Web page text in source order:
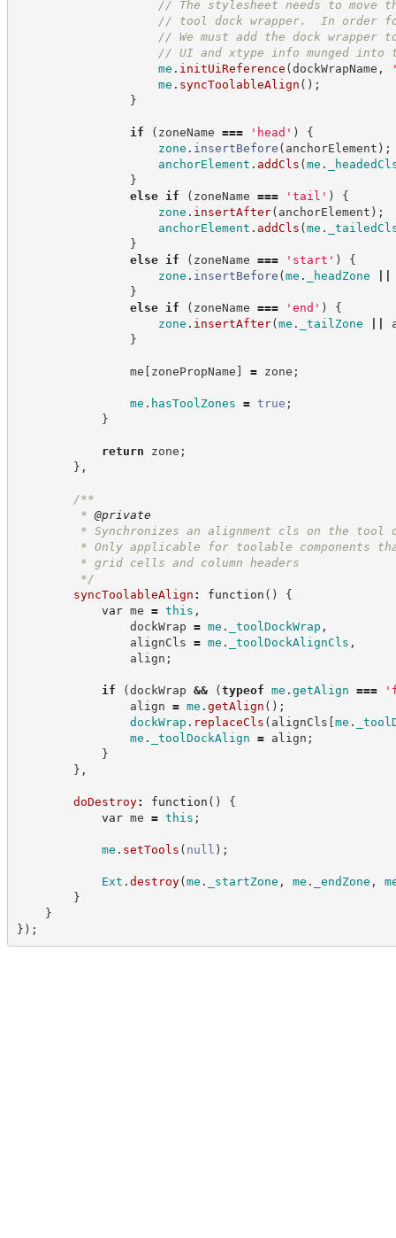
// The stylesheet needs to move
// tool dock wrapper.  In order
// We must add the dock
// UI and xtype info munged into
me . initUiReference (dockWrapName ,
me . syncToolableAlign ( ) ;
}
if ( zoneName === ' head ' )
{
zone . insertBefore ( anchorElement ) ;
anchorElement . addCls (me .
}
else
if ( zoneName === ' tail ' )
{
zone . insertAfter( anchorElement ) ;
anchorElement . addCls (me .
}
else
if ( zoneName === ' start ' )
{
zone . insertBefore (me . _headZone
}
else
if ( zoneName === ' end ' )
{
zone . insertAfter(me . _tailZone
}
me [ zonePropName ] = zone ;
me . hasToolZones = true ;
}
return zone ;
} ,
/**
* @private
* Synchronizes an alignment cls on the tool
* Only applicable for toolable components that
* grid cells and column headers
*/
syncToolableAlign : function ( )
{
var me = this ,
dockWrap = me . _toolDockWrap ,
alignCls = me . _toolDockAlignCls ,
align ;
if (dockWrap && (typeof me . getAlign === '
align = me . getAlign ( ) ;
dockWrap . replaceCls ( alignCls [me .
me . _toolDockAlign = align ;
}
} ,
doDestroy: function ( )
{
var me = this ;
me . setTools ( null ) ;
Ext . destroy(me . _startZone , me . _endZone ,
}
}
} ) ;